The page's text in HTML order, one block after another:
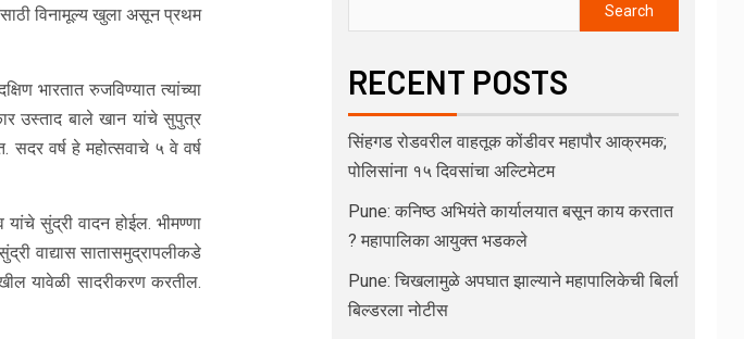
विनामूल्य खुला असून प्रथम
भारतात रुजविण्यात त्यांच्या
उस्ताद बाले खान यांचे सुपुत्र
वर्ष हे महोत्सवाचे ५ वे वर्ष
सुंद्री वादन होईल. भीमण्णा
वाद्यास सातासमुद्रापलीकडे
यावेळी सादरीकरण करतील.
Search
RECENT POSTS
सिंहगड रोडवरील वाहतूक कोंडीवर महापौर आक्रमक;
पोलिसांना १५ दिवसांचा अल्टिमेटम
Pune: कनिष्ठ अभियंते कार्यालयात बसून काय करतात
? महापालिका आयुक्त भडकले
Pune: चिखलामुळे अपघात झाल्याने महापालिकेची बिर्ला
बिल्डरला नोटीस